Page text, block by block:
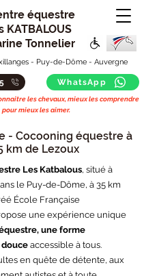
équestre
KATBALOUS
Tonnelier
- Puy-de-Dôme - Auvergne
WhatsApp
les chevaux, mieux les comprendre
pour mieux les aimer.
- Cocooning équestre à
km de Lezoux
Les Katbalous, situé à
le Puy-de-Dôme, à 35 km
École Française
une expérience unique
une forme
douce accessible à tous.
en quête de détente, aux